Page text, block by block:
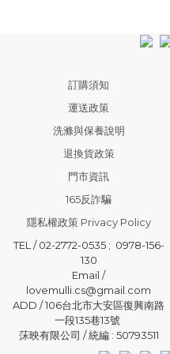
訂購須知
運送政策
洗滌與保養說明
退換貨政策
門市資訊
165反詐騙
隱私權政策 Privacy Policy
TEL / 02-2772-0535 ; 0978-156-
130
Email /
lovemulli.cs@gmail.com
ADD / 106台北市大安區復興南路
一段135巷13號
莯映有限公司 / 統編 : 50793511